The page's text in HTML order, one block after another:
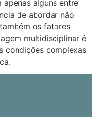
apenas alguns entre
de abordar não
os fatores
multidisciplinar é
condições complexas